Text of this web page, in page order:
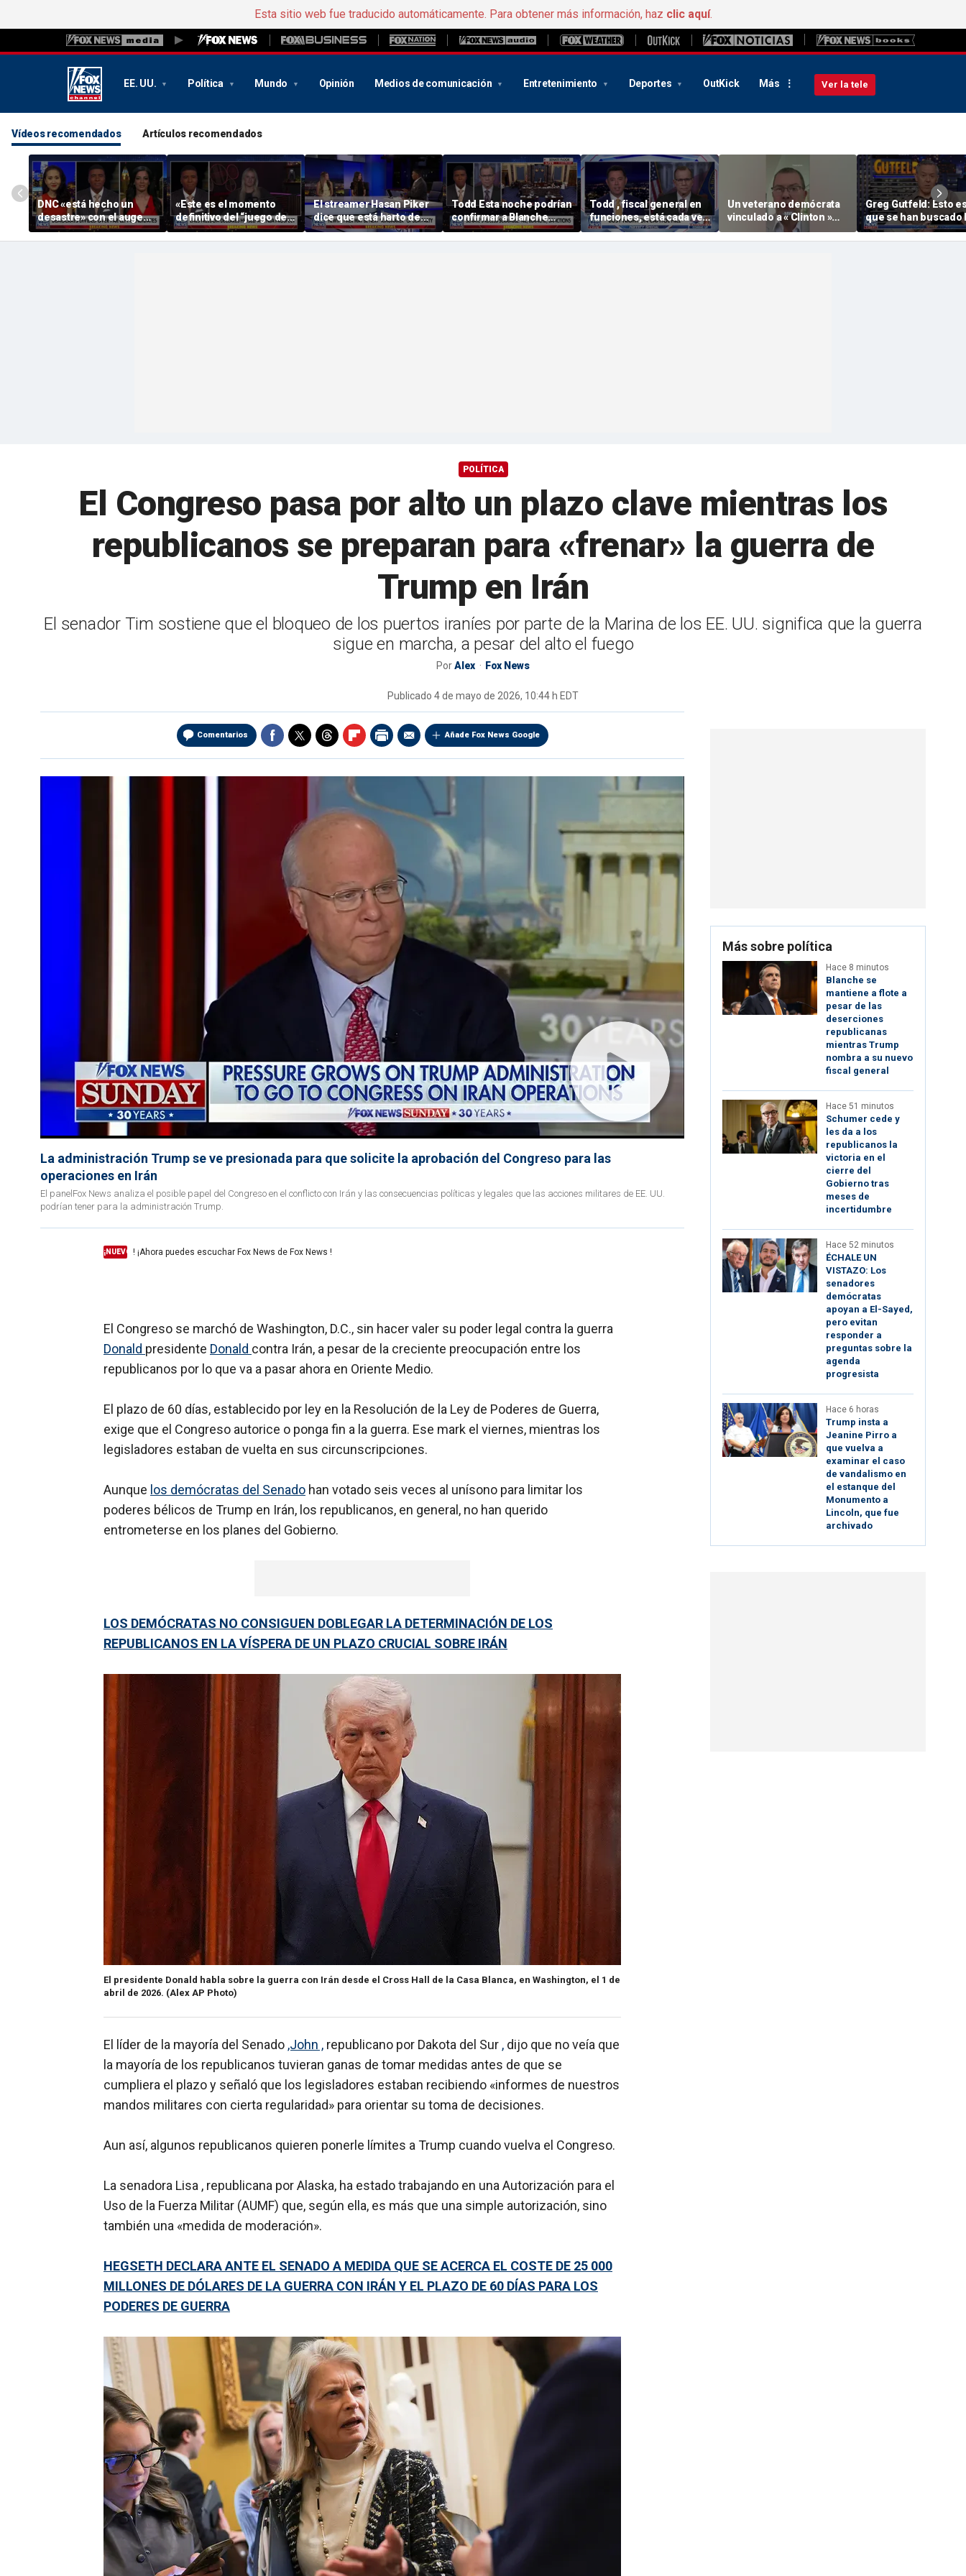
Esta sitio web fue traducido automáticamente. Para obtener más información, haz clic aquí.
EE. UU. Política Mundo Opinión Medios de comunicación Entretenimiento Deportes OutKick Más Ver la tele
Vídeos recomendados Artículos recomendados
DNC «está hecho un
desastre» con el auge
del socialismo: un
antiguo recaudador de
«Este es el momento
definitivo del “juego del
gallina”», dice el
comentarista
El streamer Hasan Piker
dice que está harto de
pedir perdón por sus
comentarios sobre el 11-
Todd Esta noche podrían
confirmar a Blanche
como fiscal general
Todd , fiscal general en
funciones, está cada vez
más cerca de que se
apruebe su
Un veterano demócrata
vinculado a « Clinton »
abandona el barco y dice
que el partido ha
Greg Gutfeld: Esto
que se han buscado
demócratas
POLÍTICA
El Congreso pasa por alto un plazo clave mientras los
republicanos se preparan para «frenar» la guerra de
Trump en Irán
El senador Tim sostiene que el bloqueo de los puertos iraníes por parte de la Marina de los EE. UU. significa que la guerra
sigue en marcha, a pesar del alto el fuego
PorAlex Fox News
Publicado 4 de mayo de 2026, 10:44 h EDT
Comentarios Añade Fox News Google
La administración Trump se ve presionada para que solicite la aprobación del Congreso para las
operaciones en Irán
El panelFox News analiza el posible papel del Congreso en el conflicto con Irán y las consecuencias políticas y legales que las acciones militares de EE. UU.
podrían tener para la administración Trump.
¡NUEVO ! ¡Ahora puedes escuchar Fox News de Fox News !
El Congreso se marchó de Washington, D.C., sin hacer valer su poder legal contra la guerra
Donald presidente Donald contra Irán, a pesar de la creciente preocupación entre los
republicanos por lo que va a pasar ahora en Oriente Medio.
El plazo de 60 días, establecido por ley en la Resolución de la Ley de Poderes de Guerra,
exige que el Congreso autorice o ponga fin a la guerra. Ese mark el viernes, mientras los
legisladores estaban de vuelta en sus circunscripciones.
Aunque los demócratas del Senado han votado seis veces al unísono para limitar los
poderes bélicos de Trump en Irán, los republicanos, en general, no han querido
entrometerse en los planes del Gobierno.
LOS DEMÓCRATAS NO CONSIGUEN DOBLEGAR LA DETERMINACIÓN DE LOS
REPUBLICANOS EN LA VÍSPERA DE UN PLAZO CRUCIAL SOBRE IRÁN
El presidente Donald habla sobre la guerra con Irán desde el Cross Hall de la Casa Blanca, en Washington, el 1 de
abril de 2026. (Alex AP Photo)
El líder de la mayoría del Senado ,John , republicano por Dakota del Sur , dijo que no veía que
la mayoría de los republicanos tuvieran ganas de tomar medidas antes de que se
cumpliera el plazo y señaló que los legisladores estaban recibiendo «informes de nuestros
mandos militares con cierta regularidad» para orientar su toma de decisiones.
Aun así, algunos republicanos quieren ponerle límites a Trump cuando vuelva el Congreso.
La senadora Lisa , republicana por Alaska, ha estado trabajando en una Autorización para el
Uso de la Fuerza Militar (AUMF) que, según ella, es más que una simple autorización, sino
también una «medida de moderación».
HEGSETH DECLARA ANTE EL SENADO A MEDIDA QUE SE ACERCA EL COSTE DE 25 000
MILLONES DE DÓLARES DE LA GUERRA CON IRÁN Y EL PLAZO DE 60 DÍAS PARA LOS
PODERES DE GUERRA
Más sobre política
Hace 8 minutos
Blanche se
mantiene a flote a
pesar de las
deserciones
republicanas
mientras Trump
nombra a su nuevo
fiscal general
Hace 51 minutos
Schumer cede y
les da a los
republicanos la
victoria en el
cierre del
Gobierno tras
meses de
incertidumbre
Hace 52 minutos
ÉCHALE UN
VISTAZO: Los
senadores
demócratas
apoyan a El-Sayed,
pero evitan
responder a
preguntas sobre la
agenda
progresista
Hace 6 horas
Trump insta a
Jeanine Pirro a
que vuelva a
examinar el caso
de vandalismo en
el estanque del
Monumento a
Lincoln, que fue
archivado